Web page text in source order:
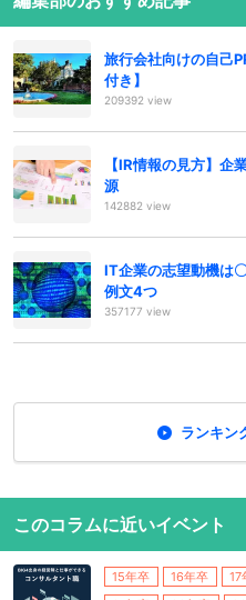
旅行会社向けの自己
付き】
209392 view
【IR情報の見方】企
源
142882 view
IT企業の志望動機は
例文4つ
357177 view
ランキン
このコラムに近いイベント
15年卒 16年卒 17